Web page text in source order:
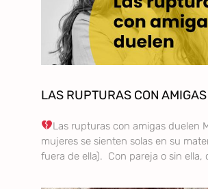
LAS RUPTURAS CON
Las rupturas con amigas duelen
mujeres se sienten solas en su
fuera de ella). Con pareja o sin ella,